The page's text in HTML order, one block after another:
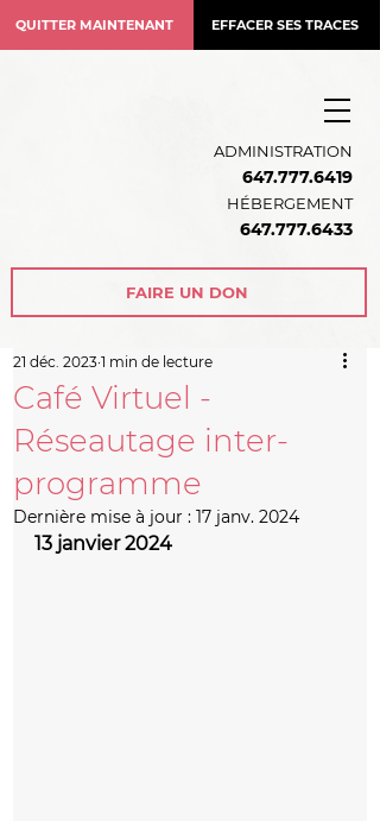
QUITTER MAINTENANT EFFACER SES TRACES
ADMINISTRATION
647.777.6419
HÉBERGEMENT
647.777.6433
FAIRE UN DON
Café Virtuel -
Réseautage inter-
programme
21 déc. 2023 1 min de lecture
Dernière mise à jour : 17 janv. 2024
13 janvier 2024